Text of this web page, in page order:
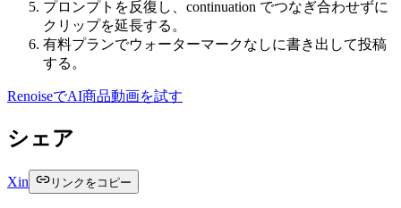
プロンプトを反復し、continuation でつなぎ合わせずに
クリップを延長する。
有料プランでウォーターマークなしに書き出して投稿
する。
RenoiseでAI商品動画を試す
シェア
Xin リンクをコピー